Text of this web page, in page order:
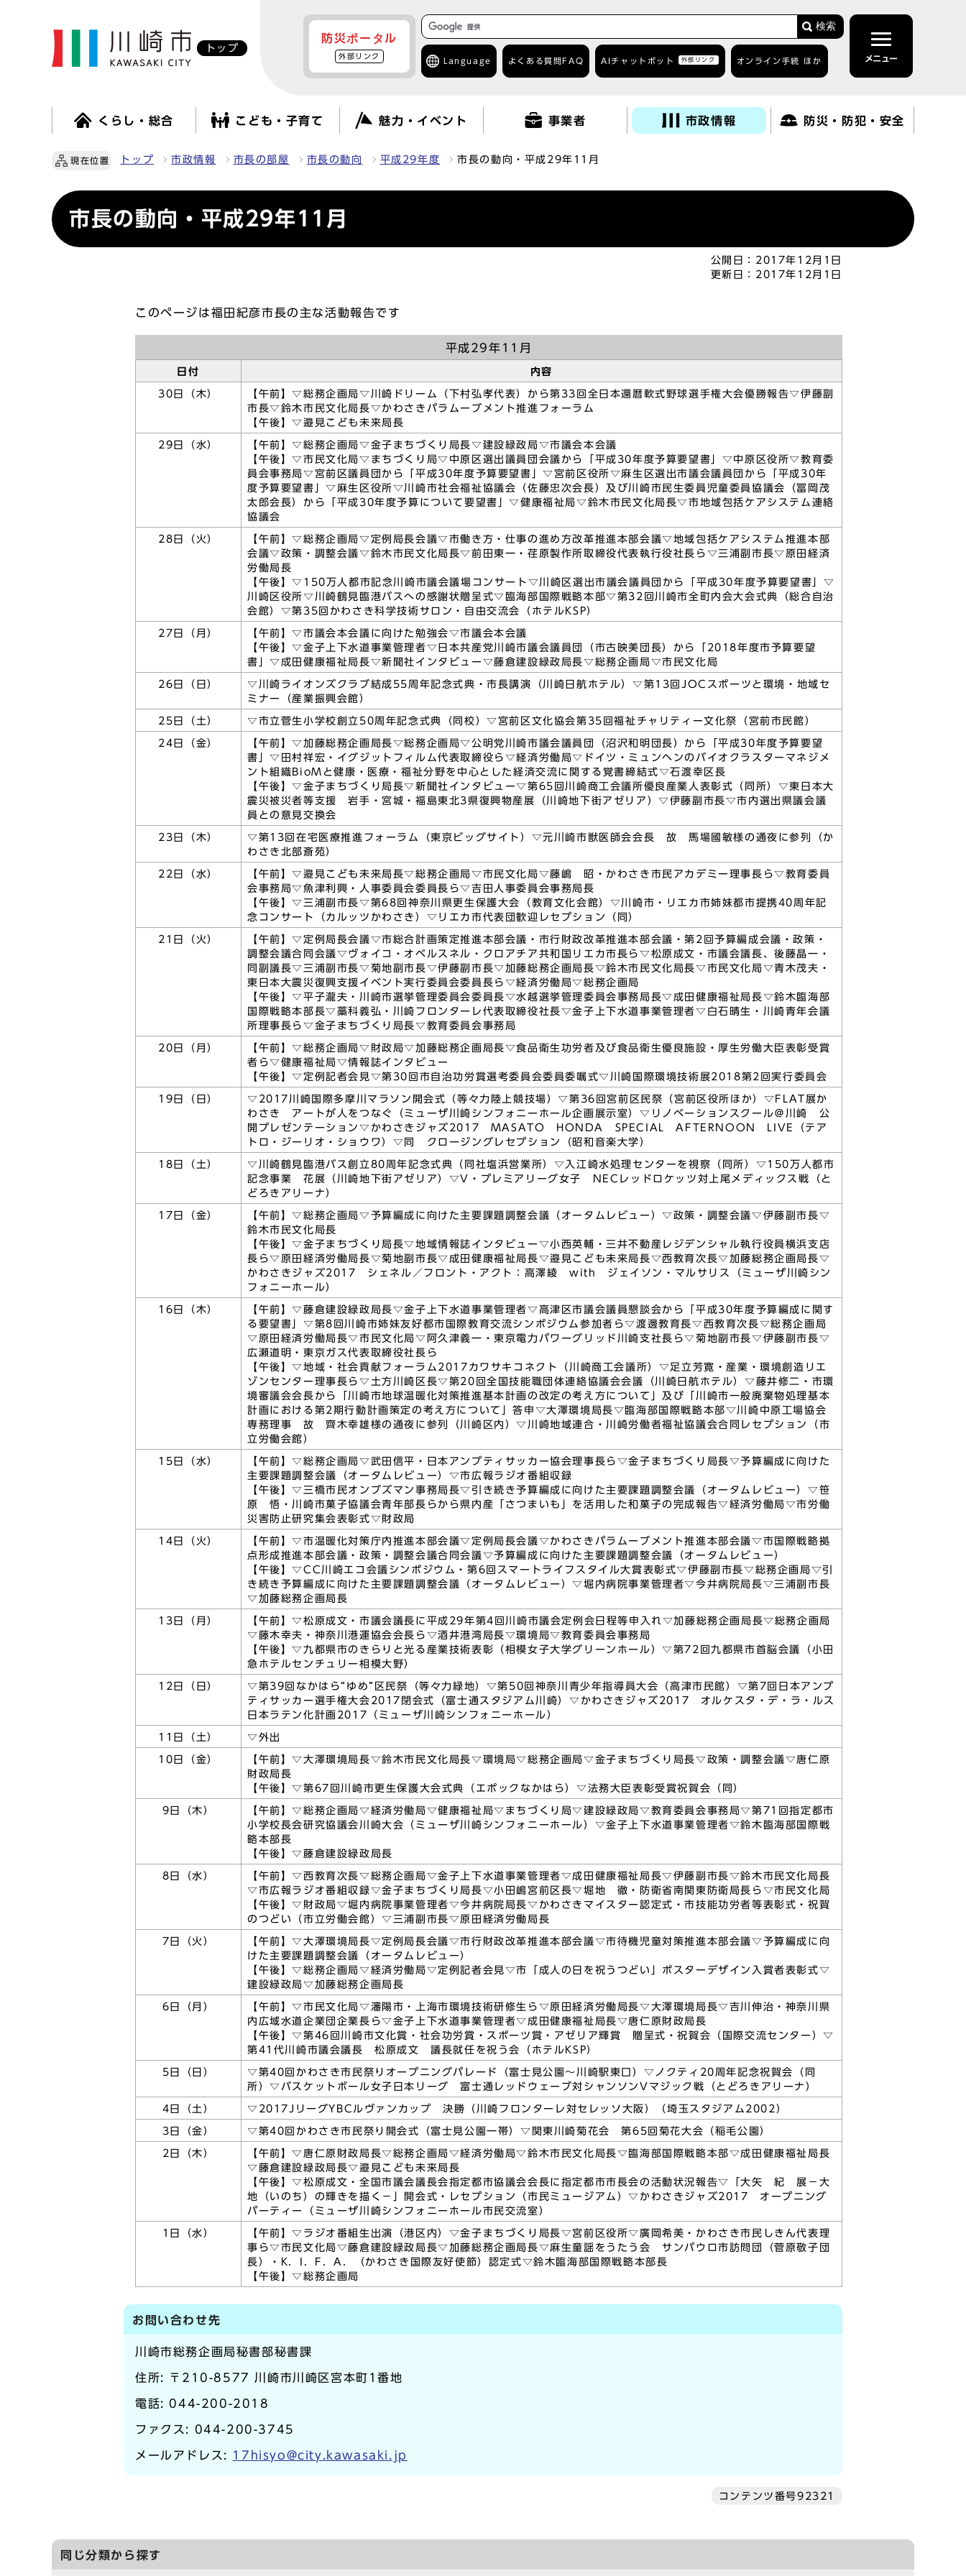
トップ
防災ポータル
外部リンク
検索
Language よくある質問 FAQ AIチャットボット 外部リンク オンライン手続 ほか メニュー
くらし・総合 こども・子育て 魅力・イベント 事業者 市政情報 防災・防犯・安全
現在位置 トップ 市政情報 市長の部屋 市長の動向 平成29年度 市長の動向・平成29年11月
市長の動向・平成29年11月
公開日： 2017年12月1日
更新日： 2017年12月1日
このページは福田紀彦市長の主な活動報告です
平成29年11月
日付 内容
30日（木）
【午前】▽総務企画局▽川崎ドリーム（下村弘孝代表）から第33回全日本還暦軟式野球選手権大会優勝報告▽伊藤副
市長▽鈴木市民文化局長▽かわさきパラムーブメント推進フォーラム
【午後】▽邉見こども未来局長
29日（水）
【午前】▽総務企画局▽金子まちづくり局長▽建設緑政局▽市議会本会議
【午後】▽市民文化局▽まちづくり局▽中原区選出議員団会議から「平成30年度予算要望書」▽中原区役所▽教育委
員会事務局▽宮前区議員団から「平成30年度予算要望書」▽宮前区役所▽麻生区選出市議会議員団から「平成30年
度予算要望書」▽麻生区役所▽川崎市社会福祉協議会（佐藤忠次会長）及び川崎市民生委員児童委員協議会（冨岡茂
太郎会長）から「平成30年度予算について要望書」▽健康福祉局▽鈴木市民文化局長▽市地域包括ケアシステム連絡
協議会
28日（火）
【午前】▽総務企画局▽定例局長会議▽市働き方・仕事の進め方改革推進本部会議▽地域包括ケアシステム推進本部
会議▽政策・調整会議▽鈴木市民文化局長▽前田東一・荏原製作所取締役代表執行役社長ら▽三浦副市長▽原田経済
労働局長
【午後】▽150万人都市記念川崎市議会議場コンサート▽川崎区選出市議会議員団から「平成30年度予算要望書」▽
川崎区役所▽川崎鶴見臨港バスへの感謝状贈呈式▽臨海部国際戦略本部▽第32回川崎市全町内会大会式典（総合自治
会館）▽第35回かわさき科学技術サロン・自由交流会（ホテルKSP）
27日（月）
【午前】▽市議会本会議に向けた勉強会▽市議会本会議
【午後】▽金子上下水道事業管理者▽日本共産党川崎市議会議員団（市古映美団長）から「2018年度市予算要望
書」▽成田健康福祉局長▽新聞社インタビュー▽藤倉建設緑政局長▽総務企画局▽市民文化局
26日（日）
▽川崎ライオンズクラブ結成55周年記念式典・市長講演（川崎日航ホテル）▽第13回JOCスポーツと環境・地域セ
ミナー（産業振興会館）
25日（土） ▽市立菅生小学校創立50周年記念式典（同校）▽宮前区文化協会第35回福祉チャリティー文化祭（宮前市民館）
24日（金）
【午前】▽加藤総務企画局長▽総務企画局▽公明党川崎市議会議員団（沼沢和明団長）から「平成30年度予算要望
書」▽田村祥宏・イグジットフィルム代表取締役ら▽経済労働局▽ドイツ・ミュンヘンのバイオクラスターマネジメ
ント組織BioMと健康・医療・福祉分野を中心とした経済交流に関する覚書締結式▽石渡幸区長
【午後】▽金子まちづくり局長▽新聞社インタビュー▽第65回川崎商工会議所優良産業人表彰式（同所）▽東日本大
震災被災者等支援 岩手・宮城・福島東北3県復興物産展（川崎地下街アゼリア）▽伊藤副市長▽市内選出県議会議
員との意見交換会
23日（木）
▽第13回在宅医療推進フォーラム（東京ビッグサイト）▽元川崎市獣医師会会長 故 馬場國敏様の通夜に参列（か
わさき北部斎苑）
22日（水）
【午前】▽邉見こども未来局長▽総務企画局▽市民文化局▽藤嶋 昭・かわさき市民アカデミー理事長ら▽教育委員
会事務局▽魚津利興・人事委員会委員長ら▽吉田人事委員会事務局長
【午後】▽三浦副市長▽第68回神奈川県更生保護大会（教育文化会館）▽川崎市・リエカ市姉妹都市提携40周年記
念コンサート（カルッツかわさき）▽リエカ市代表団歓迎レセプション（同）
21日（火）
【午前】▽定例局長会議▽市総合計画策定推進本部会議・市行財政改革推進本部会議・第2回予算編成会議・政策・
調整会議合同会議▽ヴォイコ・オベルスネル・クロアチア共和国リエカ市長ら▽松原成文・市議会議長、後藤晶一・
同副議長▽三浦副市長▽菊地副市長▽伊藤副市長▽加藤総務企画局長▽鈴木市民文化局長▽市民文化局▽青木茂夫・
東日本大震災復興支援イベント実行委員会委員長ら▽経済労働局▽総務企画局
【午後】▽平子瀧夫・川崎市選挙管理委員会委員長▽水越選挙管理委員会事務局長▽成田健康福祉局長▽鈴木臨海部
国際戦略本部長▽藁科義弘・川崎フロンターレ代表取締役社長▽金子上下水道事業管理者▽白石晴生・川崎青年会議
所理事長ら▽金子まちづくり局長▽教育委員会事務局
20日（月）
【午前】▽総務企画局▽財政局▽加藤総務企画局長▽食品衛生功労者及び食品衛生優良施設・厚生労働大臣表彰受賞
者ら▽健康福祉局▽情報誌インタビュー
【午後】▽定例記者会見▽第30回市自治功労賞選考委員会委員委嘱式▽川崎国際環境技術展2018第2回実行委員会
19日（日）
▽2017川崎国際多摩川マラソン開会式（等々力陸上競技場）▽第36回宮前区民祭（宮前区役所ほか）▽FLAT展か
わさき アートが人をつなぐ（ミューザ川崎シンフォニーホール企画展示室）▽リノベーションスクール＠川崎 公
開プレゼンテーション▽かわさきジャズ2017 MASATO HONDA SPECIAL AFTERNOON LIVE（テア
トロ・ジーリオ・ショウワ）▽同 クロージングレセプション（昭和音楽大学）
18日（土）
▽川崎鶴見臨港バス創立80周年記念式典（同社塩浜営業所）▽入江崎水処理センターを視察（同所）▽150万人都市
記念事業 花展（川崎地下街アゼリア）▽V・プレミアリーグ女子 NECレッドロケッツ対上尾メディックス戦（と
どろきアリーナ）
17日（金）
【午前】▽総務企画局▽予算編成に向けた主要課題調整会議（オータムレビュー）▽政策・調整会議▽伊藤副市長▽
鈴木市民文化局長
【午後】▽金子まちづくり局長▽地域情報誌インタビュー▽小西英輔・三井不動産レジデンシャル執行役員横浜支店
長ら▽原田経済労働局長▽菊地副市長▽成田健康福祉局長▽邉見こども未来局長▽西教育次長▽加藤総務企画局長▽
かわさきジャズ2017 シェネル／フロント・アクト：高澤綾 with ジェイソン・マルサリス（ミューザ川崎シン
フォニーホール）
16日（木）
【午前】▽藤倉建設緑政局長▽金子上下水道事業管理者▽高津区市議会議員懇談会から「平成30年度予算編成に関す
る要望書」▽第8回川崎市姉妹友好都市国際教育交流シンポジウム参加者ら▽渡邊教育長▽西教育次長▽総務企画局
▽原田経済労働局長▽市民文化局▽阿久津義一・東京電力パワーグリッド川崎支社長ら▽菊地副市長▽伊藤副市長▽
広瀬道明・東京ガス代表取締役社長ら
【午後】▽地域・社会貢献フォーラム2017カワサキコネクト（川崎商工会議所）▽足立芳寛・産業・環境創造リエ
ゾンセンター理事長ら▽土方川崎区長▽第20回全国技能職団体連絡協議会会議（川崎日航ホテル）▽藤井修二・市環
境審議会会長から「川崎市地球温暖化対策推進基本計画の改定の考え方について」及び「川崎市一般廃棄物処理基本
計画における第2期行動計画策定の考え方について」答申▽大澤環境局長▽臨海部国際戦略本部▽川崎中原工場協会
専務理事 故 齊木幸雄様の通夜に参列（川崎区内）▽川崎地域連合・川崎労働者福祉協議会合同レセプション（市
立労働会館）
15日（水）
【午前】▽総務企画局▽武田信平・日本アンプティサッカー協会理事長ら▽金子まちづくり局長▽予算編成に向けた
主要課題調整会議（オータムレビュー）▽市広報ラジオ番組収録
【午後】▽三橋市民オンブズマン事務局長▽引き続き予算編成に向けた主要課題調整会議（オータムレビュー）▽笹
原 悟・川崎市菓子協議会青年部長らから県内産「さつまいも」を活用した和菓子の完成報告▽経済労働局▽市労働
災害防止研究集会表彰式▽財政局
14日（火）
【午前】▽市温暖化対策庁内推進本部会議▽定例局長会議▽かわさきパラムーブメント推進本部会議▽市国際戦略拠
点形成推進本部会議・政策・調整会議合同会議▽予算編成に向けた主要課題調整会議（オータムレビュー）
【午後】▽CC川崎エコ会議シンポジウム・第6回スマートライフスタイル大賞表彰式▽伊藤副市長▽総務企画局▽引
き続き予算編成に向けた主要課題調整会議（オータムレビュー）▽堀内病院事業管理者▽今井病院局長▽三浦副市長
▽加藤総務企画局長
13日（月）
【午前】▽松原成文・市議会議長に平成29年第4回川崎市議会定例会日程等申入れ▽加藤総務企画局長▽総務企画局
▽藤木幸夫・神奈川港運協会会長ら▽酒井港湾局長▽環境局▽教育委員会事務局
【午後】▽九都県市のきらりと光る産業技術表彰（相模女子大学グリーンホール）▽第72回九都県市首脳会議（小田
急ホテルセンチュリー相模大野）
12日（日）
▽第39回なかはら“ゆめ”区民祭（等々力緑地）▽第50回神奈川青少年指導員大会（高津市民館）▽第7回日本アンプ
ティサッカー選手権大会2017閉会式（富士通スタジアム川崎）▽かわさきジャズ2017 オルケスタ・デ・ラ・ルス
日本ラテン化計画2017（ミューザ川崎シンフォニーホール）
11日（土） ▽外出
10日（金）
【午前】▽大澤環境局長▽鈴木市民文化局長▽環境局▽総務企画局▽金子まちづくり局長▽政策・調整会議▽唐仁原
財政局長
【午後】▽第67回川崎市更生保護大会式典（エポックなかはら）▽法務大臣表彰受賞祝賀会（同）
9日（木）
【午前】▽総務企画局▽経済労働局▽健康福祉局▽まちづくり局▽建設緑政局▽教育委員会事務局▽第71回指定都市
小学校長会研究協議会川崎大会（ミューザ川崎シンフォニーホール）▽金子上下水道事業管理者▽鈴木臨海部国際戦
略本部長
【午後】▽藤倉建設緑政局長
8日（水）
【午前】▽西教育次長▽総務企画局▽金子上下水道事業管理者▽成田健康福祉局長▽伊藤副市長▽鈴木市民文化局長
▽市広報ラジオ番組収録▽金子まちづくり局長▽小田嶋宮前区長▽堀地 徹・防衛省南関東防衛局長ら▽市民文化局
【午後】▽財政局▽堀内病院事業管理者▽今井病院局長▽かわさきマイスター認定式・市技能功労者等表彰式・祝賀
のつどい（市立労働会館）▽三浦副市長▽原田経済労働局長
7日（火）
【午前】▽大澤環境局長▽定例局長会議▽市行財政改革推進本部会議▽市待機児童対策推進本部会議▽予算編成に向
けた主要課題調整会議（オータムレビュー）
【午後】▽総務企画局▽経済労働局▽定例記者会見▽市「成人の日を祝うつどい」ポスターデザイン入賞者表彰式▽
建設緑政局▽加藤総務企画局長
6日（月）
【午前】▽市民文化局▽瀋陽市・上海市環境技術研修生ら▽原田経済労働局長▽大澤環境局長▽吉川伸治・神奈川県
内広域水道企業団企業長ら▽金子上下水道事業管理者▽成田健康福祉局長▽唐仁原財政局長
【午後】▽第46回川崎市文化賞・社会功労賞・スポーツ賞・アゼリア輝賞 贈呈式・祝賀会（国際交流センター）▽
第41代川崎市議会議長 松原成文 議長就任を祝う会（ホテルKSP）
5日（日）
▽第40回かわさき市民祭りオープニングパレード（富士見公園～川崎駅東口）▽ノクティ20周年記念祝賀会（同
所）▽バスケットボール女子日本リーグ 富士通レッドウェーブ対シャンソンVマジック戦（とどろきアリーナ）
4日（土） ▽2017JリーグYBCルヴァンカップ 決勝（川崎フロンターレ対セレッソ大阪）（埼玉スタジアム2002）
3日（金） ▽第40回かわさき市民祭り開会式（富士見公園一帯）▽関東川崎菊花会 第65回菊花大会（稲毛公園）
2日（木）
【午前】▽唐仁原財政局長▽総務企画局▽経済労働局▽鈴木市民文化局長▽臨海部国際戦略本部▽成田健康福祉局長
▽藤倉建設緑政局長▽邉見こども未来局長
【午後】▽松原成文・全国市議会議長会指定都市協議会会長に指定都市市長会の活動状況報告▽「大矢 紀 展－大
地（いのち）の輝きを描く－」開会式・レセプション（市民ミュージアム）▽かわさきジャズ2017 オープニング
パーティー（ミューザ川崎シンフォニーホール市民交流室）
1日（水）
【午前】▽ラジオ番組生出演（港区内）▽金子まちづくり局長▽宮前区役所▽廣岡希美・かわさき市民しきん代表理
事ら▽市民文化局▽藤倉建設緑政局長▽加藤総務企画局長▽麻生童謡をうたう会 サンパウロ市訪問団（菅原敬子団
長）・K．I．F．A．（かわさき国際友好使節）認定式▽鈴木臨海部国際戦略本部長
【午後】▽総務企画局
お問い合わせ先
川崎市総務企画局秘書部秘書課
住所: 〒210-8577 川崎市川崎区宮本町1番地
電話: 044-200-2018
ファクス: 044-200-3745
メールアドレス: 17hisyo@city.kawasaki.jp
コンテンツ番号92321
同じ分類から探す